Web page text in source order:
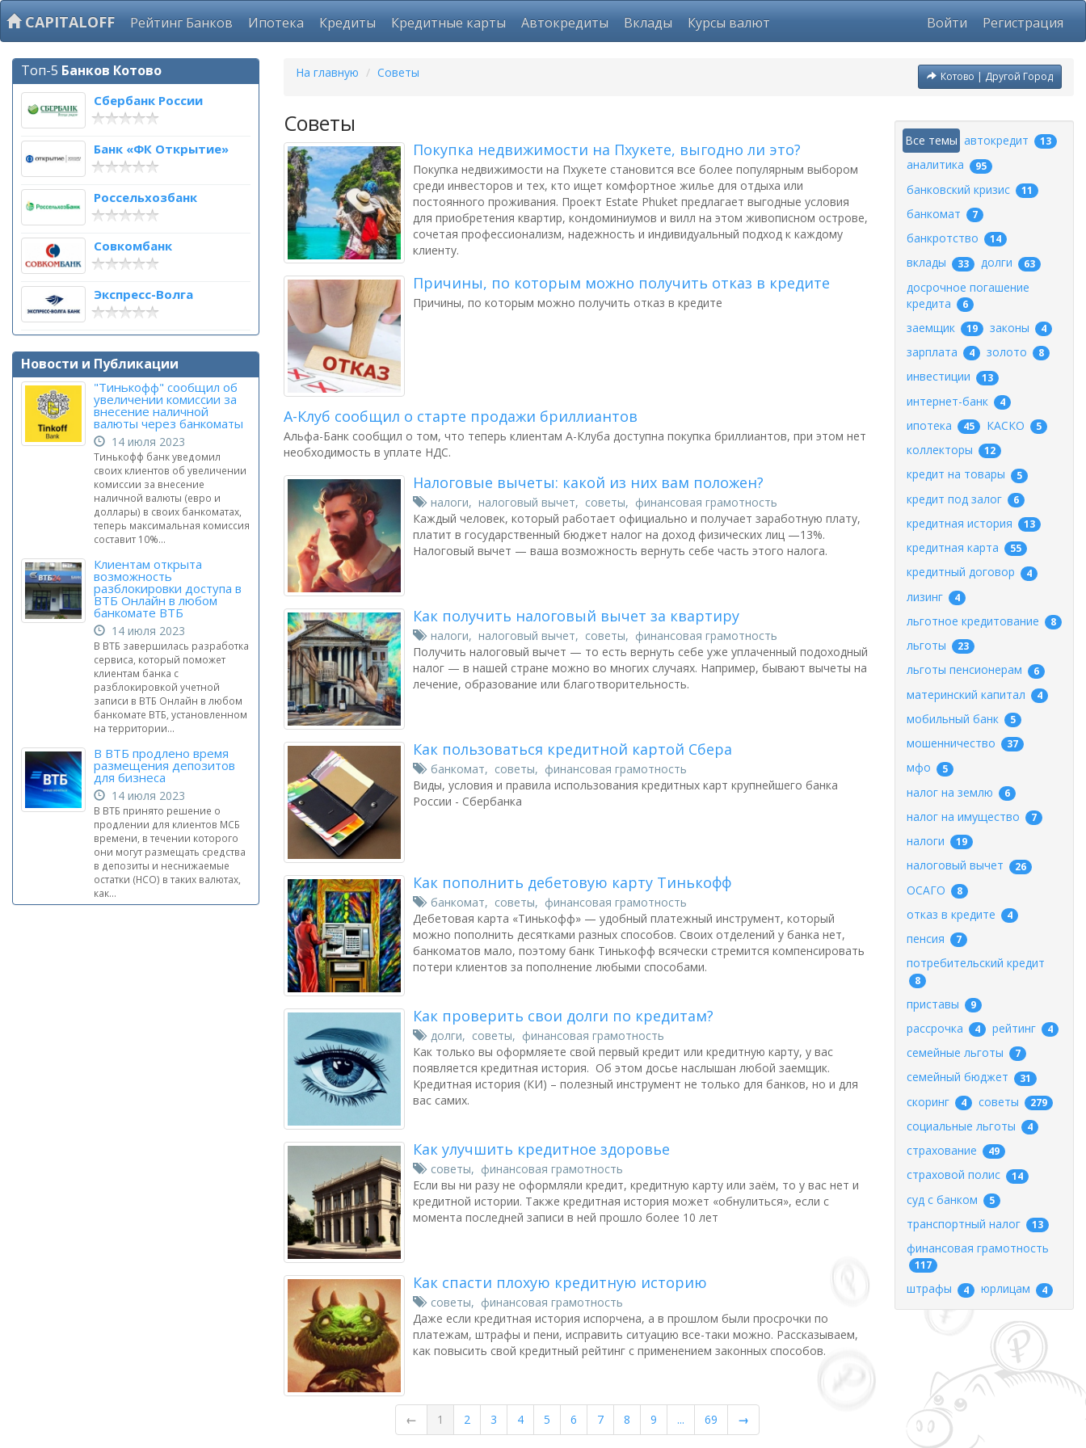
CAPITALOFF Рейтинг Банков Ипотека Кредиты Кредитные карты Автокредиты Вклады Курсы валют Войти Регистрация
Топ-5 Банков Котово
Сбербанк России
Банк «ФК Открытие»
Россельхозбанк
Совкомбанк
Экспресс-Волга
Новости и Публикации
"Тинькофф" сообщил об
увеличении комиссии за
внесение наличной
валюты через банкоматы
14 июля 2023
Тинькофф банк уведомил
своих клиентов об увеличении
комиссии за внесение
наличной валюты (евро и
доллары) в своих банкоматах,
теперь максимальная комиссия
составит 10%...
Клиентам открыта
возможность
разблокировки доступа в
ВТБ Онлайн в любом
банкомате ВТБ
14 июля 2023
В ВТБ завершилась разработка
сервиса, который поможет
клиентам банка с
разблокировкой учетной
записи в ВТБ Онлайн в любом
банкомате ВТБ, установленном
на территории...
В ВТБ продлено время
размещения депозитов
для бизнеса
14 июля 2023
В ВТБ принято решение о
продлении для клиентов МСБ
времени, в течении которого
они могут размещать средства
в депозиты и неснижаемые
остатки (НСО) в таких валютах,
как...
Котово | Другой Город
На главную / Советы
Советы
Покупка недвижимости на Пхукете, выгодно ли это?
Покупка недвижимости на Пхукете становится все более популярным выбором
среди инвесторов и тех, кто ищет комфортное жилье для отдыха или
постоянного проживания. Проект Estate Phuket предлагает выгодные условия
для приобретения квартир, кондоминиумов и вилл на этом живописном острове,
сочетая профессионализм, надежность и индивидуальный подход к каждому
клиенту.
Причины, по которым можно получить отказ в кредите
Причины, по которым можно получить отказ в кредите
А-Клуб сообщил о старте продажи бриллиантов
Альфа-Банк сообщил о том, что теперь клиентам А-Клуба доступна покупка бриллиантов, при этом нет
необходимость в уплате НДС.
Налоговые вычеты: какой из них вам положен?
налоги, налоговый вычет, советы, финансовая грамотность
Каждый человек, который работает официально и получает заработную плату,
платит в государственный бюджет налог на доход физических лиц —13%.
Налоговый вычет — ваша возможность вернуть себе часть этого налога.
Как получить налоговый вычет за квартиру
налоги, налоговый вычет, советы, финансовая грамотность
Получить налоговый вычет — то есть вернуть себе уже уплаченный подоходный
налог — в нашей стране можно во многих случаях. Например, бывают вычеты на
лечение, образование или благотворительность.
Как пользоваться кредитной картой Сбера
банкомат, советы, финансовая грамотность
Виды, условия и правила использования кредитных карт крупнейшего банка
России - Сбербанка
Как пополнить дебетовую карту Тинькофф
банкомат, советы, финансовая грамотность
Дебетовая карта «Тинькофф» — удобный платежный инструмент, который
можно пополнить десятками разных способов. Своих отделений у банка нет,
банкоматов мало, поэтому банк Тинькофф всячески стремится компенсировать
потери клиентов за пополнение любыми способами.
Как проверить свои долги по кредитам?
долги, советы, финансовая грамотность
Как только вы оформляете свой первый кредит или кредитную карту, у вас
появляется кредитная история. Об этом досье наслышан любой заемщик.
Кредитная история (КИ) – полезный инструмент не только для банков, но и для
вас самих.
Как улучшить кредитное здоровье
советы, финансовая грамотность
Если вы ни разу не оформляли кредит, кредитную карту или заём, то у вас нет и
кредитной истории. Также кредитная история может «обнулиться», если с
момента последней записи в ней прошло более 10 лет
Как спасти плохую кредитную историю
советы, финансовая грамотность
Даже если кредитная история испорчена, а в прошлом были просрочки по
платежам, штрафы и пени, исправить ситуацию все-таки можно. Рассказываем,
как повысить свой кредитный рейтинг с применением законных способов.
← 1 2 3 4 5 6 7 8 9 ... 69 →
Все темы автокредит 13
аналитика 95
банковский кризис 11
банкомат 7
банкротство 14
вклады 33 долги 63
досрочное погашение
кредита
6
заемщик 19 законы 4
зарплата 4 золото 8
инвестиции 13
интернет-банк 4
ипотека 45 КАСКО 5
коллекторы 12
кредит на товары 5
кредит под залог 6
кредитная история 13
кредитная карта 55
кредитный договор 4
лизинг 4
льготное кредитование 8
льготы 23
льготы пенсионерам 6
материнский капитал 4
мобильный банк 5
мошенничество 37
мфо 5
налог на землю 6
налог на имущество 7
налоги 19
налоговый вычет 26
ОСАГО 8
отказ в кредите 4
пенсия 7
потребительский кредит
8
приставы 9
рассрочка 4 рейтинг 4
семейные льготы 7
семейный бюджет 31
скоринг 4 советы 279
социальные льготы 4
страхование 49
страховой полис 14
суд с банком 5
транспортный налог 13
финансовая грамотность
117
штрафы 4 юрлицам 4